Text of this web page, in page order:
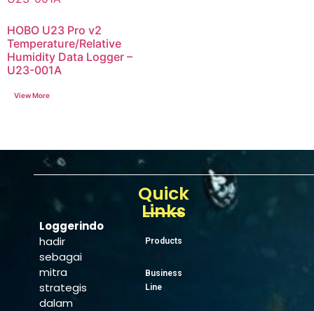
HOBO U23 Pro v2
Temperature/Relative
Humidity Data Logger –
U23-001A
Loggerindo
hadir
sebagai
mitra
strategis
dalam
Quick
Links
Products
Business
Line